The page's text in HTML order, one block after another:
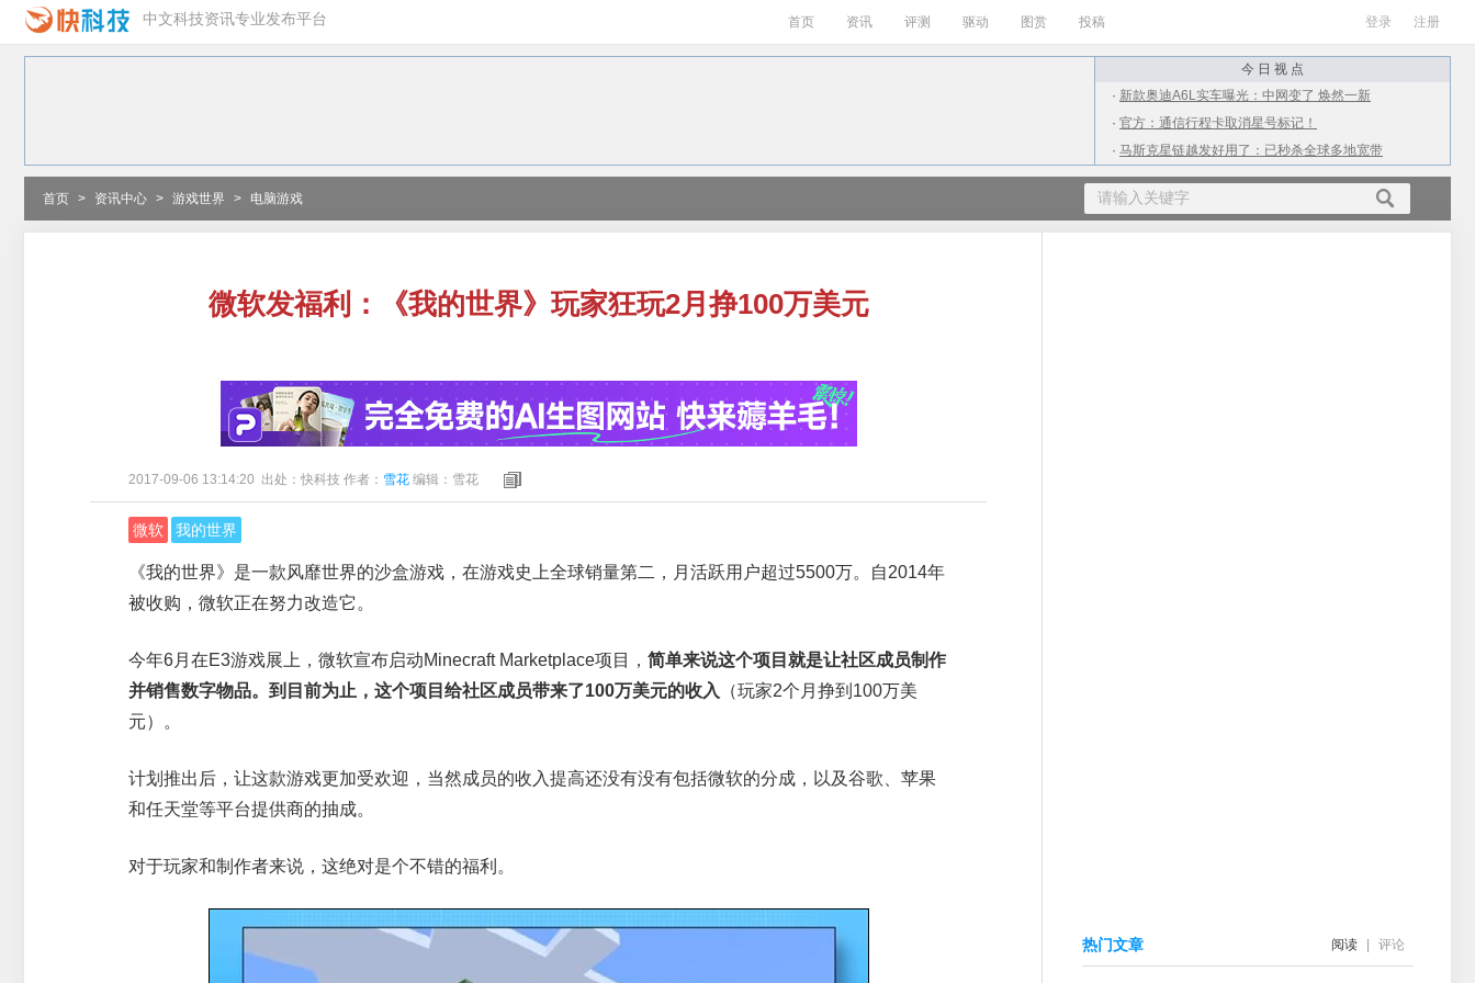
中文科技资讯专业发布平台 首页 资讯 评测 驱动 图赏 投稿 登录 注册
今 日 视 点
· 新款奥迪A6L实车曝光：中网变了 焕然一新
· 官方：通信行程卡取消星号标记！
· 马斯克星链越发好用了：已秒杀全球多地宽带
·ARM X3/A715/A510 CPU发布：最大12核
·从4千到2万！上半年值得购买的10款游戏本
·广电放号第二天：网友实测iPhone信号满格
首页 > 资讯中心 > 游戏世界 > 电脑游戏
微软发福利：《我的世界》玩家狂玩2月挣100万美元
2017-09-06 13:14:20 出处：快科技 作者： 雪花 编辑：雪花
微软 我的世界
《我的世界》是一款风靡世界的沙盒游戏，在游戏史上全球销量第二，月活跃用户超过5500万。自2014年
被收购，微软正在努力改造它。
今年6月在E3游戏展上，微软宣布启动Minecraft Marketplace项目， 简单来说这个项目就是让社区成员制作
并销售数字物品。到目前为止，这个项目给社区成员带来了100万美元的收入
（玩家2个月挣到100万美
元）。
计划推出后，让这款游戏更加受欢迎，当然成员的收入提高还没有没有包括微软的分成，以及谷歌、苹果
和任天堂等平台提供商的抽成。
对于玩家和制作者来说，这绝对是个不错的福利。
热门文章 阅读 评论